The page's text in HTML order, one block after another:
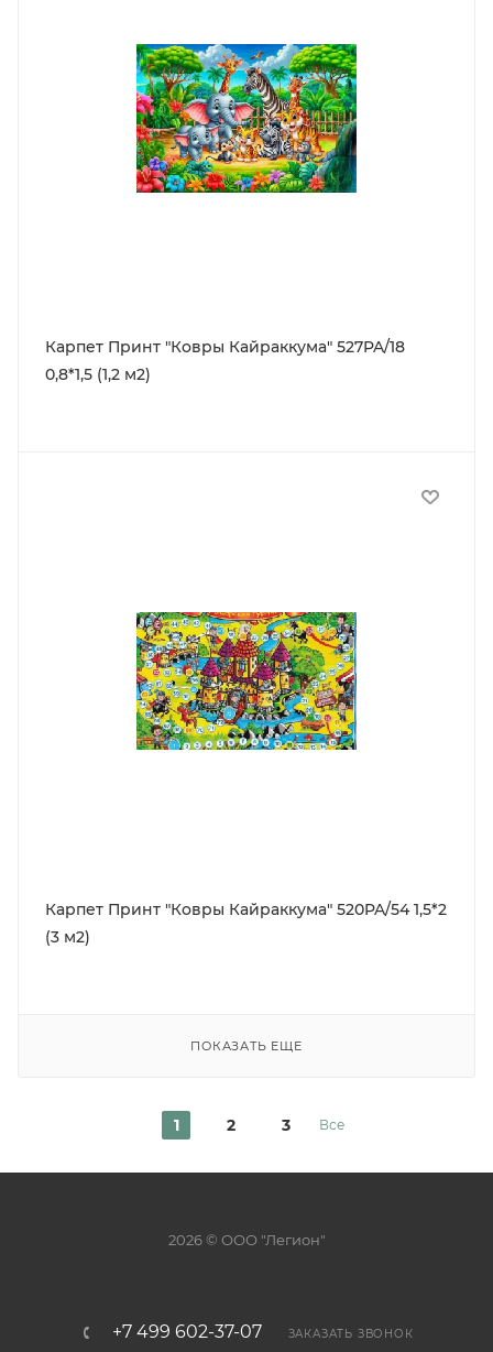
Карпет Принт "Ковры Кайраккума" 527PA/18
0,8*1,5 (1,2 м2)
Карпет Принт "Ковры Кайраккума" 520PA/54 1,5*2
(3 м2)
ПОКАЗАТЬ ЕЩЕ
1 2 3 Все
2026 © ООО "Легион"
+7 499 602-37-07 ЗАКАЗАТЬ ЗВОНОК